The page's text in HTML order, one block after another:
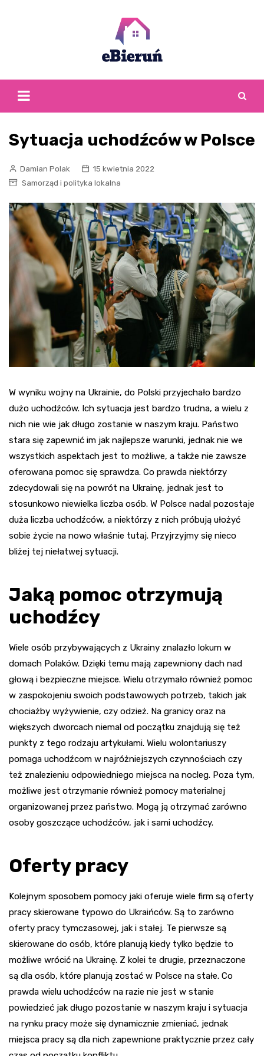
Sytuacja uchodźców w Polsce
Damian Polak
15 kwietnia 2022
Samorząd i polityka lokalna
W wyniku wojny na Ukrainie, do Polski przyjechało bardzo
dużo uchodźców. Ich sytuacja jest bardzo trudna, a wielu z
nich nie wie jak długo zostanie w naszym kraju. Państwo
stara się zapewnić im jak najlepsze warunki, jednak nie we
wszystkich aspektach jest to możliwe, a także nie zawsze
oferowana pomoc się sprawdza. Co prawda niektórzy
zdecydowali się na powrót na Ukrainę, jednak jest to
stosunkowo niewielka liczba osób. W Polsce nadal pozostaje
duża liczba uchodźców, a niektórzy z nich próbują ułożyć
sobie życie na nowo właśnie tutaj. Przyjrzyjmy się nieco
bliżej tej niełatwej sytuacji.
Jaką pomoc otrzymują
uchodźcy
Wiele osób przybywających z Ukrainy znalazło lokum w
domach Polaków. Dzięki temu mają zapewniony dach nad
głową i bezpieczne miejsce. Wielu otrzymało również pomoc
w zaspokojeniu swoich podstawowych potrzeb, takich jak
chociażby wyżywienie, czy odzież. Na granicy oraz na
większych dworcach niemal od początku znajdują się też
punkty z tego rodzaju artykułami. Wielu wolontariuszy
pomaga uchodźcom w najróżniejszych czynnościach czy
też znalezieniu odpowiedniego miejsca na nocleg. Poza tym,
możliwe jest otrzymanie również pomocy materialnej
organizowanej przez państwo. Mogą ją otrzymać zarówno
osoby goszczące uchodźców, jak i sami uchodźcy.
Oferty pracy
Kolejnym sposobem pomocy jaki oferuje wiele firm są oferty
pracy skierowane typowo do Ukraińców. Są to zarówno
oferty pracy tymczasowej, jak i stałej. Te pierwsze są
skierowane do osób, które planują kiedy tylko będzie to
możliwe wrócić na Ukrainę. Z kolei te drugie, przeznaczone
są dla osób, które planują zostać w Polsce na stałe. Co
prawda wielu uchodźców na razie nie jest w stanie
powiedzieć jak długo pozostanie w naszym kraju i sytuacja
na rynku pracy może się dynamicznie zmieniać, jednak
miejsca pracy są dla nich zapewnione praktycznie przez cały